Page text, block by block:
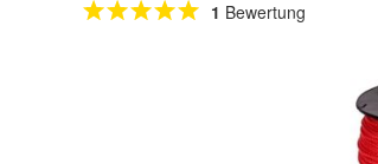
1 Bewertung